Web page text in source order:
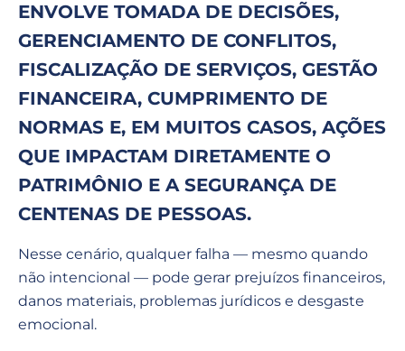
ENVOLVE TOMADA DE DECISÕES,
GERENCIAMENTO DE CONFLITOS,
FISCALIZAÇÃO DE SERVIÇOS, GESTÃO
FINANCEIRA, CUMPRIMENTO DE
NORMAS E, EM MUITOS CASOS, AÇÕES
QUE IMPACTAM DIRETAMENTE O
PATRIMÔNIO E A SEGURANÇA DE
CENTENAS DE PESSOAS.
Nesse cenário, qualquer falha — mesmo quando
não intencional — pode gerar prejuízos financeiros,
danos materiais, problemas jurídicos e desgaste
emocional.